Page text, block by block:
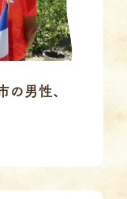
男性、